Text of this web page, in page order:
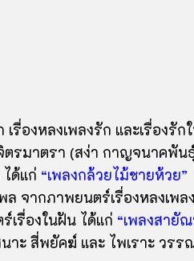
รื่องหลงเพลงรัก และเรื่องรัก
รมาตรา (สง่า กาญจนาคพัน
ด้แก่ “เพลงกล้วยไม้ชายห้วย”
จากภาพยนตร์เรื่องหลงเพลง
เรื่องในฝัน ได้แก่ “เพลงสายั
าะ สี่พยัคฆ์ และ ไพเราะ วรร